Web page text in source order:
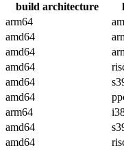
build architecture
arm64
amd64
amd64
amd64
amd64
amd64
arm64
amd64
amd64